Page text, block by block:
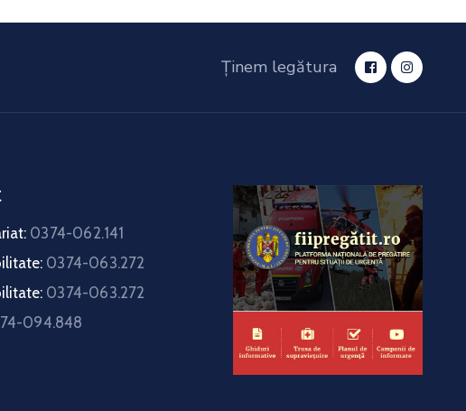
Ținem legătura
0374-062.141
0374-063.272
0374-063.272
094.848